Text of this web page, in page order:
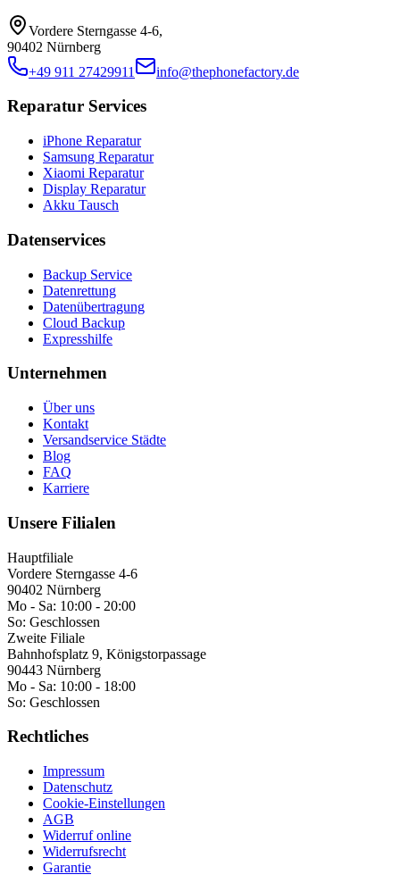
Vordere Sterngasse 4-6,
90402 Nürnberg
+49 911 27429911
info@thephonefactory.de
Reparatur Services
iPhone Reparatur
Samsung Reparatur
Xiaomi Reparatur
Display Reparatur
Akku Tausch
Datenservices
Backup Service
Datenrettung
Datenübertragung
Cloud Backup
Expresshilfe
Unternehmen
Über uns
Kontakt
Versandservice Städte
Blog
FAQ
Karriere
Unsere Filialen
Hauptfiliale
Vordere Sterngasse 4-6
90402 Nürnberg
Mo - Sa: 10:00 - 20:00
So: Geschlossen
Zweite Filiale
Bahnhofsplatz 9, Königstorpassage
90443 Nürnberg
Mo - Sa: 10:00 - 18:00
So: Geschlossen
Rechtliches
Impressum
Datenschutz
Cookie-Einstellungen
AGB
Widerruf online
Widerrufsrecht
Garantie